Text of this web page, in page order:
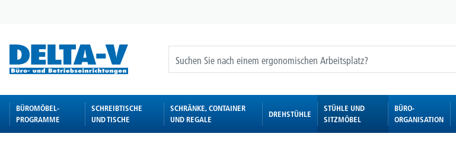
BÜROMÖBEL-
PROGRAMME
SCHREIBTISCHE
UND TISCHE
SCHRÄNKE, CONTAINER
UND REGALE
DREHSTÜHLE
STÜHLE UND
SITZMÖBEL
BÜRO-
ORGANISATION